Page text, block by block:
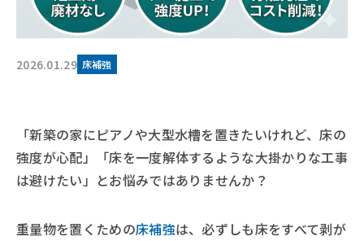
2026.01.29 床補強
「新築の家にピアノや大型水槽を置きたいけれど、床の
強度が心配」「床を一度解体するような大掛かりな工事
は避けたい」とお悩みではありませんか？
重量物を置くための床補強は、必ずしも床をすべて剥が